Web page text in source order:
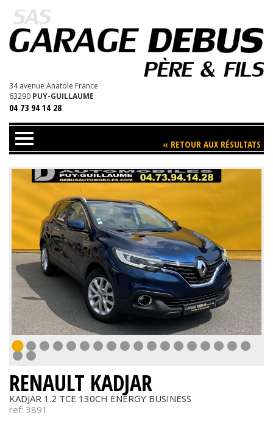
34 avenue Anatole France
63290 PUY-GUILLAUME
04 73 94 14 28
Trouvez votre Véhicule
Nos Services
Contact
« RETOUR AUX RÉSULTATS
RENAULT KADJAR
KADJAR 1.2 TCE 130CH ENERGY BUSINESS
ref: 3891